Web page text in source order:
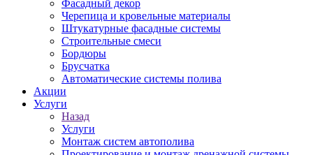
Фасадный декор
Черепица и кровельные материалы
Штукатурные фасадные системы
Строительные смеси
Бордюры
Брусчатка
Автоматические системы полива
Акции
Услуги
Назад
Услуги
Монтаж систем автополива